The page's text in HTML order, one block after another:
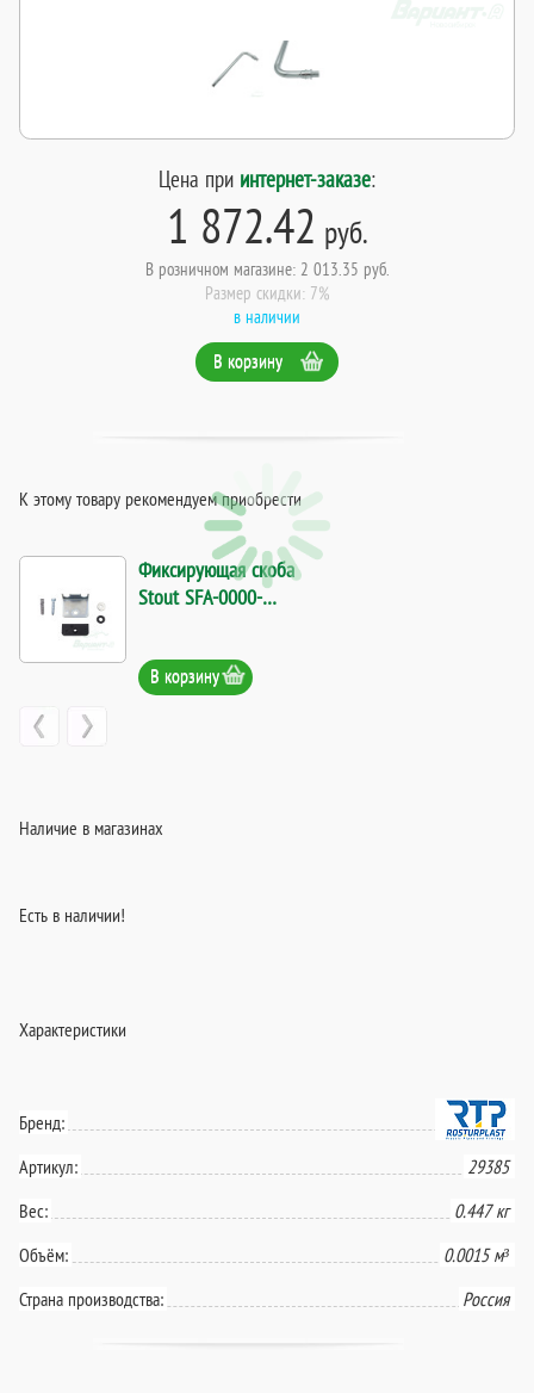
Цена при интернет-заказе:
1 872.42 руб.
В розничном магазине: 2 013.35 руб.
Размер скидки: 7%
в наличии
В корзину
К этому товару рекомендуем приобрести
Фиксирующая скоба
Stout SFA-0000-
трубок. Код 28304
В корзину
Наличие в магазинах
Есть в наличии!
Характеристики
Бренд:
Артикул:
29385
Вес:
0.447 кг
Объём:
0.0015 м³
Страна производства:
Россия